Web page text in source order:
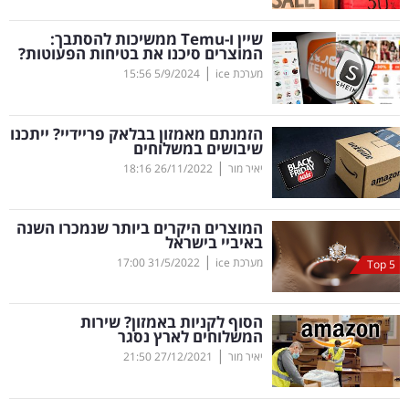
קריפטו
ויראלי
טלוויזיה
עסקי
ספורט
קריירה
ולימודים
מינויים
רייטינג
רכב
שיין ו-Temu ממשיכות להסתבך:
המוצרים סיכנו את בטיחות הפעוטות?
מערכת ice |
5/9/2024
15:56
הזמנתם מאמזון בבלאק פריידיי? ייתכנו
שיבושים במשלוחים
יאיר מור |
26/11/2022
18:16
Top 5
המוצרים היקרים ביותר שנמכרו השנה
באיביי בישראל
מערכת ice |
31/5/2022
17:00
הסוף לקניות באמזון? שירות
המשלוחים לארץ נסגר
יאיר מור |
27/12/2021
21:50